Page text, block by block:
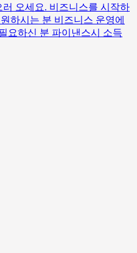
오세요. 비즈니스를 시작하
하시는 분 비즈니스 운영에
요하신 분 파이낸스시 소득